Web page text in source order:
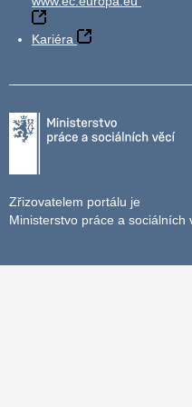
Kariéra
Zřizovatelem portálu je
Ministerstvo práce a sociálních